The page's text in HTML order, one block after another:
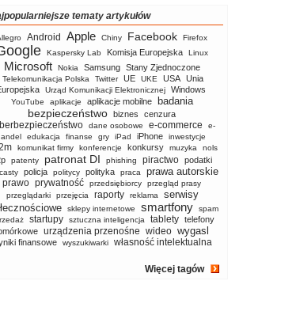
tematy artykułów
Android Apple Chiny Facebook Firefox
Kaspersky Lab Komisja Europejska Linux
Microsoft Nokia Samsung Stany Zjednoczone
Telekomunikacja Polska Twitter UE UKE USA
Unia
Urząd Komunikacji Elektronicznej Windows
YouTube aplikacje aplikacje mobilne badania
bezpieczeństwo biznes cenzura
dane osobowe e-commerce
e-
edukacja finanse gry iPad iPhone inwestycje
komunikat firmy konferencje konkursy muzyka nols
patenty patronat DI phishing piractwo podatki
policja politycy polityka praca prawa autorskie
prawo prywatność przedsiębiorcy
przegląd prasy
przeglądarki
przejęcia raporty reklama
serwisy
sklepy internetowe smartfony
spam
startupy sztuczna inteligencja tablety telefony
urządzenia przenośne wideo wygasl
finansowe wyszukiwarki własność intelektualna
Więcej tagów